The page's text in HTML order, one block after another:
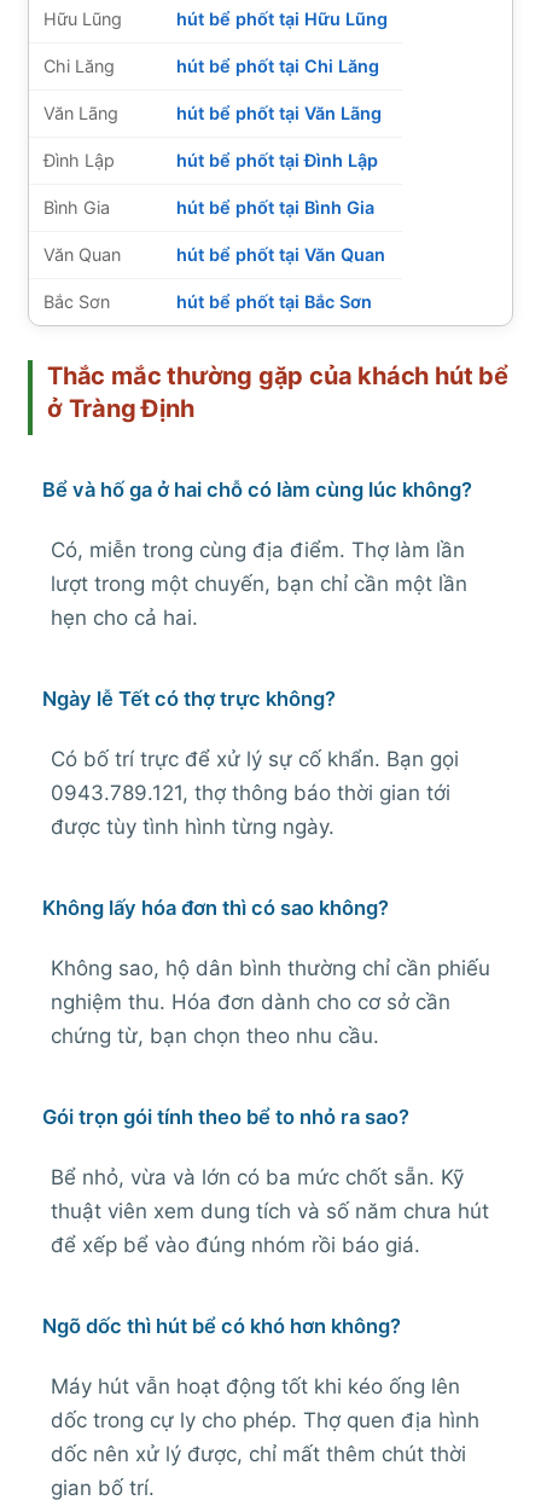
Hữu Lũng hút bể phốt tại Hữu Lũng
Chi Lăng hút bể phốt tại Chi Lăng
Văn Lãng hút bể phốt tại Văn Lãng
Đình Lập hút bể phốt tại Đình Lập
Bình Gia hút bể phốt tại Bình Gia
Văn Quan hút bể phốt tại Văn Quan
Bắc Sơn hút bể phốt tại Bắc Sơn
Thắc mắc thường gặp của khách hút bể
ở Tràng Định
Bể và hố ga ở hai chỗ có làm cùng lúc không?
Có, miễn trong cùng địa điểm. Thợ làm lần
lượt trong một chuyến, bạn chỉ cần một lần
hẹn cho cả hai.
Ngày lễ Tết có thợ trực không?
Có bố trí trực để xử lý sự cố khẩn. Bạn gọi
0943.789.121, thợ thông báo thời gian tới
được tùy tình hình từng ngày.
Không lấy hóa đơn thì có sao không?
Không sao, hộ dân bình thường chỉ cần phiếu
nghiệm thu. Hóa đơn dành cho cơ sở cần
chứng từ, bạn chọn theo nhu cầu.
Gói trọn gói tính theo bể to nhỏ ra sao?
Bể nhỏ, vừa và lớn có ba mức chốt sẵn. Kỹ
thuật viên xem dung tích và số năm chưa hút
để xếp bể vào đúng nhóm rồi báo giá.
Ngõ dốc thì hút bể có khó hơn không?
Máy hút vẫn hoạt động tốt khi kéo ống lên
dốc trong cự ly cho phép. Thợ quen địa hình
dốc nên xử lý được, chỉ mất thêm chút thời
gian bố trí.